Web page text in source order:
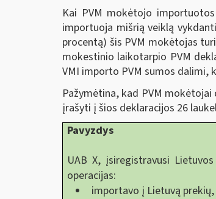
Kai PVM mokėtojo
importuoja mišrią veiklą
procentą) šis PVM mokėtojas
mokestinio laikotarpio PVM
VMI importo PVM sumos dalimi,
Pažymėtina, kad PVM
įrašyti į šios deklaracijos 26
Pavyzdys
UAB X, įsiregistravusi
operacijas:
importavo į Lietuvą